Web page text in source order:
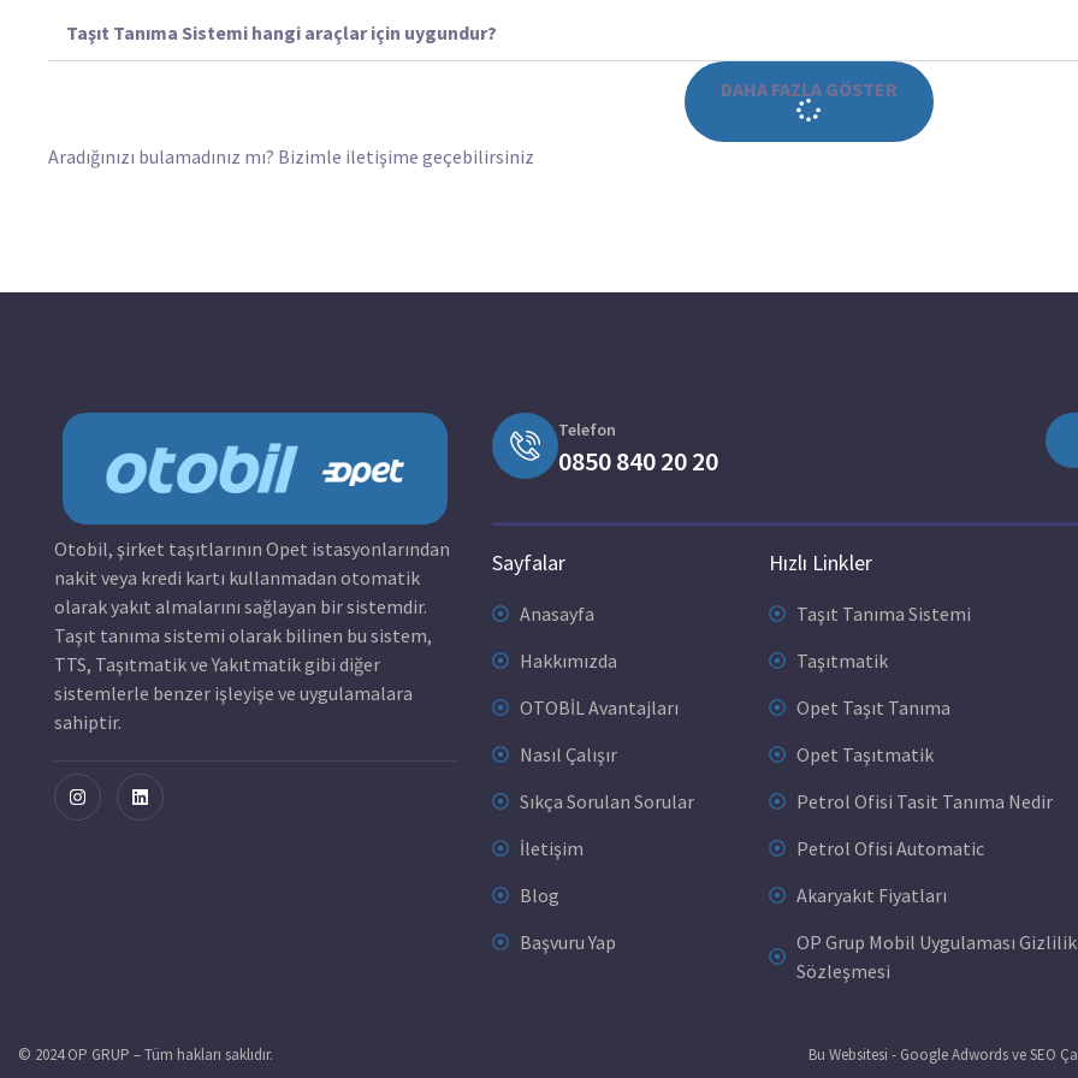
Taşıt Tanıma Sistemi hangi araçlar için uygundur?
DAHA FAZLA GÖSTER
Aradığınızı bulamadınız mı? Bizimle iletişime geçebilirsiniz
Otobil, şirket taşıtlarının Opet istasyonlarından
nakit veya kredi kartı kullanmadan otomatik
olarak yakıt almalarını sağlayan bir sistemdir.
Taşıt tanıma sistemi olarak bilinen bu sistem,
TTS, Taşıtmatik ve Yakıtmatik gibi diğer
sistemlerle benzer işleyişe ve uygulamalara
sahiptir.
Telefon
0850 840 20 20
Sayfalar
Anasayfa
Hakkımızda
OTOBİL Avantajları
Nasıl Çalışır
Sıkça Sorulan Sorular
İletişim
Blog
Başvuru Yap
Hızlı Linkler
Taşıt Tanıma Sistemi
Taşıtmatik
Opet Taşıt Tanıma
Opet Taşıtmatik
Petrol Ofisi Tasit Tanıma Nedir
Petrol Ofisi Automatic
Akaryakıt Fiyatları
OP Grup Mobil Uygulaması Gizlilik
Sözleşmesi
© 2024 OP GRUP – Tüm hakları saklıdır. Bu Websitesi - Google Adwords ve SEO